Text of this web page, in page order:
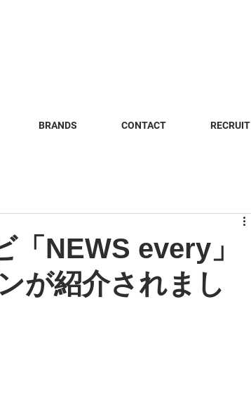
BRANDS CONTACT RECRUIT
NEWS every」
が紹介されまし